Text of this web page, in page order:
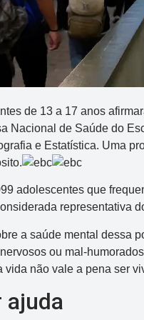
de 13 a 17 anos
Nacional de Saúde do
e Estatística. Uma
adolescentes que
representativa
a saúde mental dessa
ou mal-
vida não vale a pena ser
ajuda